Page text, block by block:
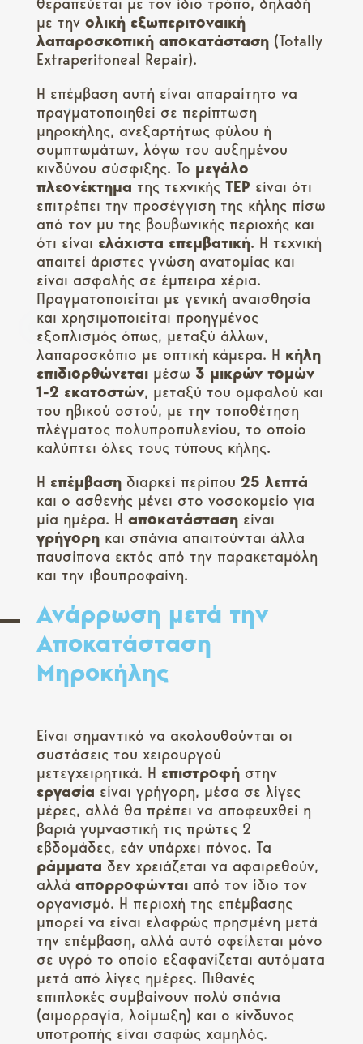
με την ολική εξωπεριτοναική
λαπαροσκοπική αποκατάσταση(Totally
Extraperitoneal Repair).
Η επέμβαση αυτή είναι απαραίτητο να
πραγματοποιηθεί σε περίπτωση
μηροκήλης, ανεξαρτήτως φύλου ή
συμπτωμάτων, λόγω του αυξημένου
κινδύνου σύσφιξης. Το μεγάλο
πλεονέκτημα της τεχνικής TEP είναι ότι
επιτρέπει την προσέγγιση της κήλης πίσω
από τον μυ της βουβωνικής περιοχής και
ότι είναι ελάχιστα επεμβατική. Η τεχνική
απαιτεί άριστες γνώση ανατομίας και
είναι ασφαλής σε έμπειρα χέρια.
Πραγματοποιείται με γενική αναισθησία
και χρησιμοποιείται προηγμένος
εξοπλισμός όπως, μεταξύ άλλων,
λαπαροσκόπιο με οπτική κάμερα. Η κήλη
επιδιορθώνεταιμέσω 3 μικρών τομών
1-2 εκατοστών, μεταξύ του ομφαλού και
του ηβικού οστού, με την τοποθέτηση
πλέγματος πολυπροπυλενίου, το οποίο
καλύπτει όλες τους τύπους κήλης.
Η επέμβασηδιαρκεί περίπου 25 λεπτά
και ο ασθενής μένει στο νοσοκομείο για
μία ημέρα. Η αποκατάστασηείναι
γρήγορηκαι σπάνια απαιτούνται άλλα
παυσίπονα εκτός από την παρακεταμόλη
και την ιβουπροφαίνη.
Ανάρρωση μετά την
Αποκατάσταση
Μηροκήλης
Είναι σημαντικό να ακολουθούνται οι
συστάσεις του χειρουργού
μετεγχειρητικά. Η επιστροφήστην
εργασία είναι γρήγορη, μέσα σε λίγες
μέρες, αλλά θα πρέπει να αποφευχθεί η
βαριά γυμναστική τις πρώτες 2
εβδομάδες, εάν υπάρχει πόνος. Τα
ράμματα δεν χρειάζεται να αφαιρεθούν,
αλλά απορροφώνταιαπό τον ίδιο τον
οργανισμό. Η περιοχή της επέμβασης
μπορεί να είναι ελαφρώς πρησμένη μετά
την επέμβαση, αλλά αυτό οφείλεται μόνο
σε υγρό το οποίο εξαφανίζεται αυτόματα
μετά από λίγες ημέρες. Πιθανές
επιπλοκές συμβαίνουν πολύ σπάνια
(αιμορραγία, λοίμωξη) και ο κίνδυνος
υποτροπής είναι σαφώς χαμηλός.